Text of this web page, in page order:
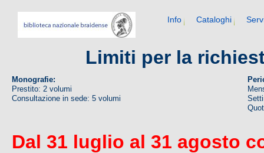
Info Cataloghi
Limiti per la
Monografie:
Prestito: 2 volumi
Consultazione in sede: 5 volumi
Dal 31 luglio al 31 agosto